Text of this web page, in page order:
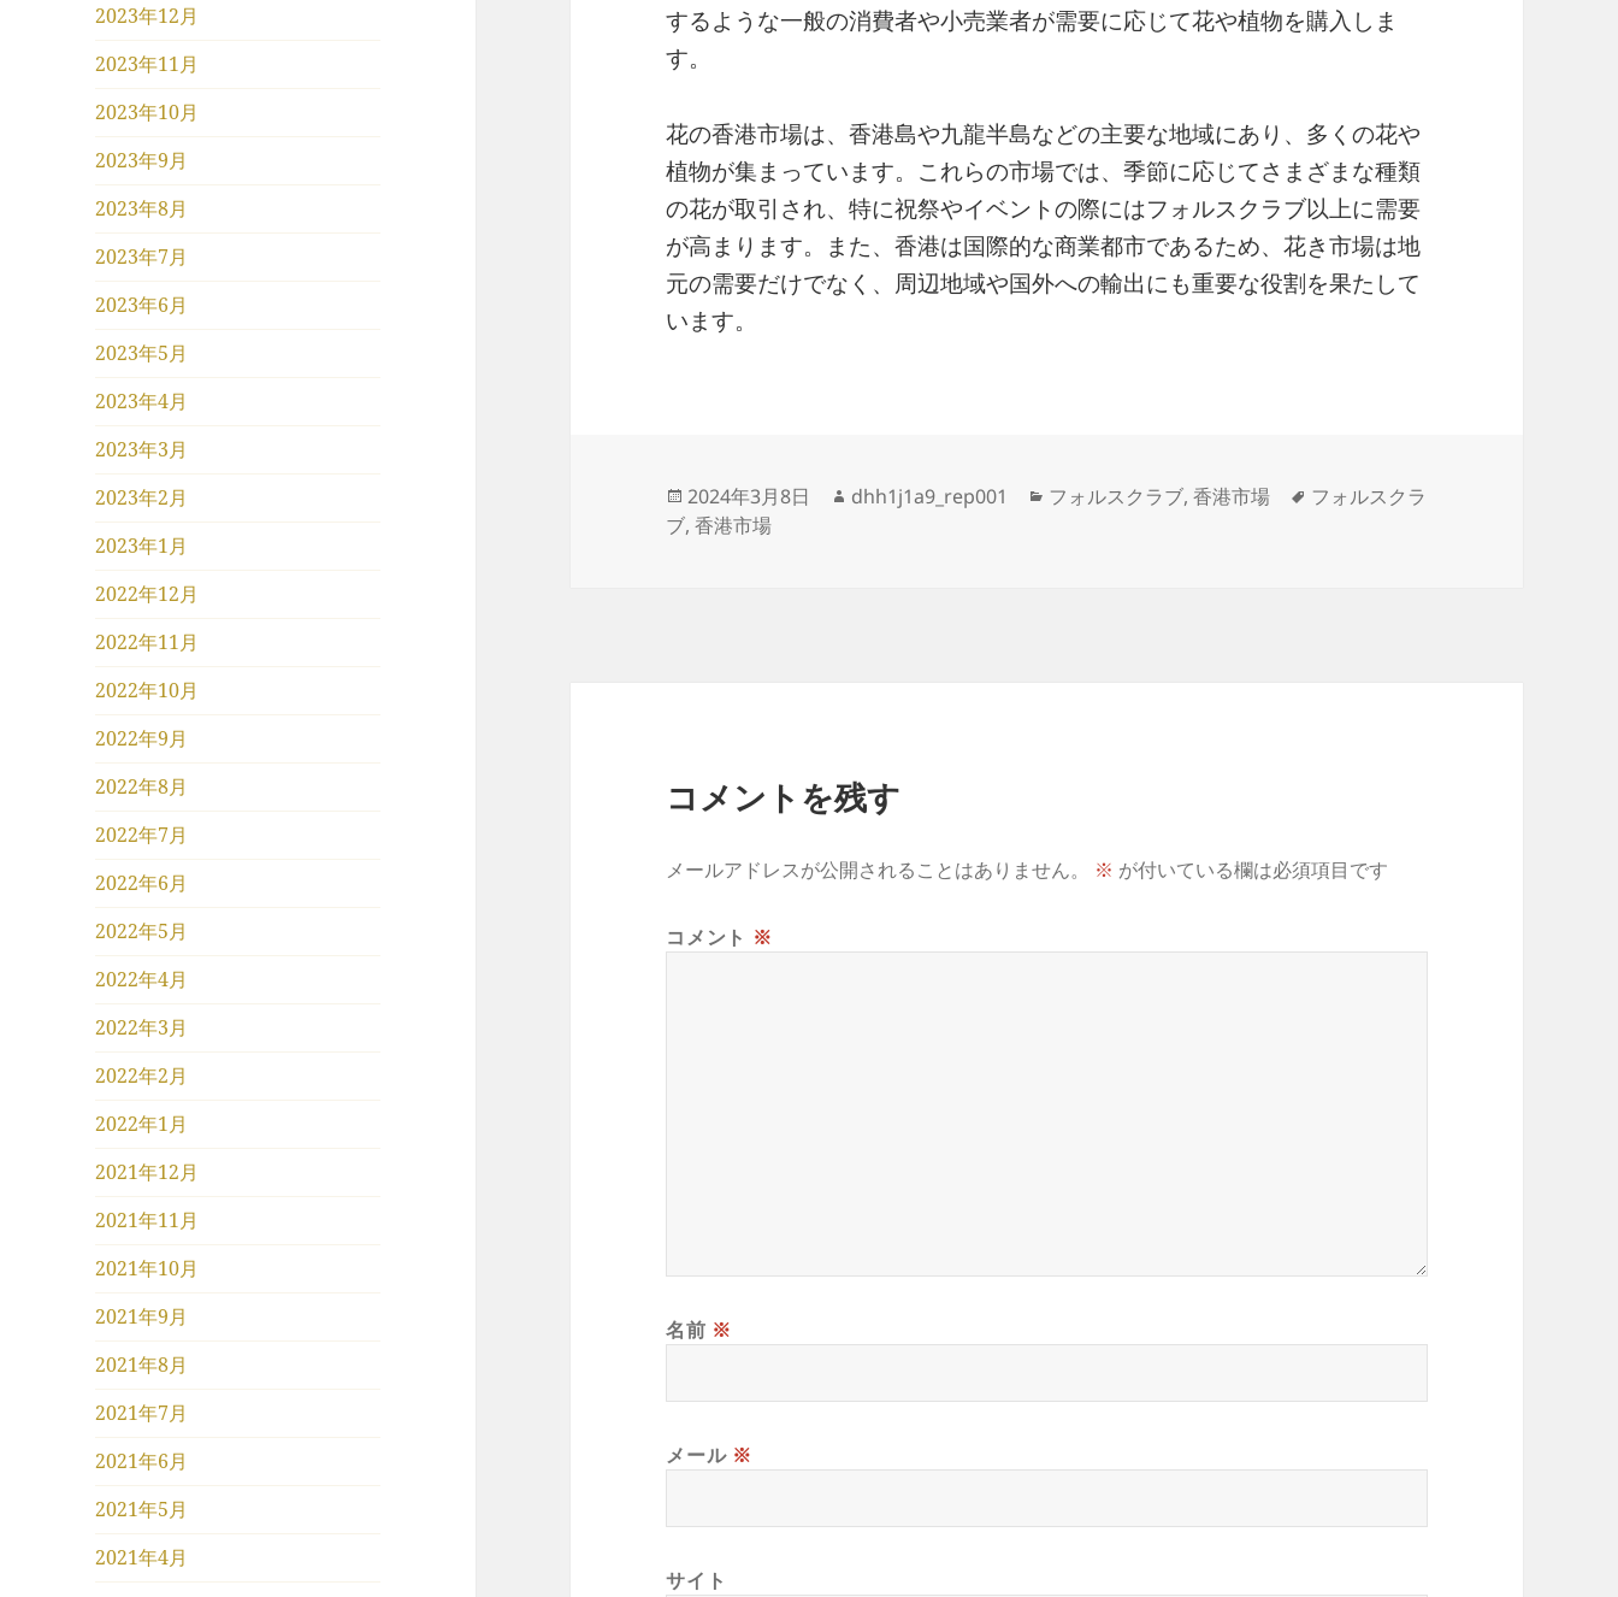
2023年12月
2023年11月
2023年10月
2023年9月
2023年8月
2023年7月
2023年6月
2023年5月
2023年4月
2023年3月
2023年2月
2023年1月
2022年12月
2022年11月
2022年10月
2022年9月
2022年8月
2022年7月
2022年6月
2022年5月
2022年4月
2022年3月
2022年2月
2022年1月
2021年12月
2021年11月
2021年10月
2021年9月
2021年8月
2021年7月
2021年6月
2021年5月
2021年4月
するような一般の消費者や小売業者が需要に応じて花や植物を購入しま
す。
花の香港市場は、香港島や九龍半島などの主要な地域にあり、多くの花や
植物が集まっています。これらの市場では、季節に応じてさまざまな種類
の花が取引され、特に祝祭やイベントの際にはフォルスクラブ以上に需要
が高まります。また、香港は国際的な商業都市であるため、花き市場は地
元の需要だけでなく、周辺地域や国外への輸出にも重要な役割を果たして
います。
投
稿
2024年3月8日
作
dhh1j1a9_rep001
カ
フォルスクラブ,香港市場
タ
フォルスクラ
ブ,香港市場
コメントを残す
メールアドレスが公開されることはありません。 ※ が付いている欄は必須項目です
コメント ※
名前 ※
メール ※
サイト